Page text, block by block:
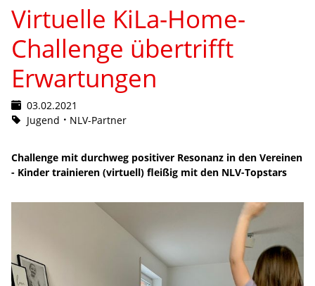
Virtuelle KiLa-Home-
Challenge übertrifft
Erwartungen
03.02.2021
Jugend
NLV-Partner
Challenge mit durchweg positiver Resonanz in den Vereinen
- Kinder trainieren (virtuell) fleißig mit den NLV-Topstars